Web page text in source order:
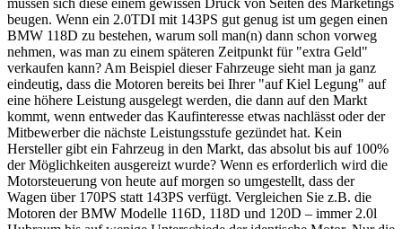
beugen. Wenn ein 2.0TDI mit 143PS gut genug ist um gegen einen
BMW 118D zu bestehen, warum soll man(n) dann schon vorweg
nehmen, was man zu einem späteren Zeitpunkt für "extra Geld"
verkaufen kann? Am Beispiel dieser Fahrzeuge sieht man ja ganz
eindeutig, dass die Motoren bereits bei Ihrer "auf Kiel Legung" auf
eine höhere Leistung ausgelegt werden, die dann auf den Markt
kommt, wenn entweder das Kaufinteresse etwas nachlässt oder der
Mitbewerber die nächste Leistungsstufe gezündet hat. Kein
Hersteller gibt ein Fahrzeug in den Markt, das absolut bis auf 100%
der Möglichkeiten ausgereizt wurde? Wenn es erforderlich wird die
Motorsteuerung von heute auf morgen so umgestellt, dass der
Wagen über 170PS statt 143PS verfügt. Vergleichen Sie z.B. die
Motoren der BMW Modelle 116D, 118D und 120D – immer 2.0l